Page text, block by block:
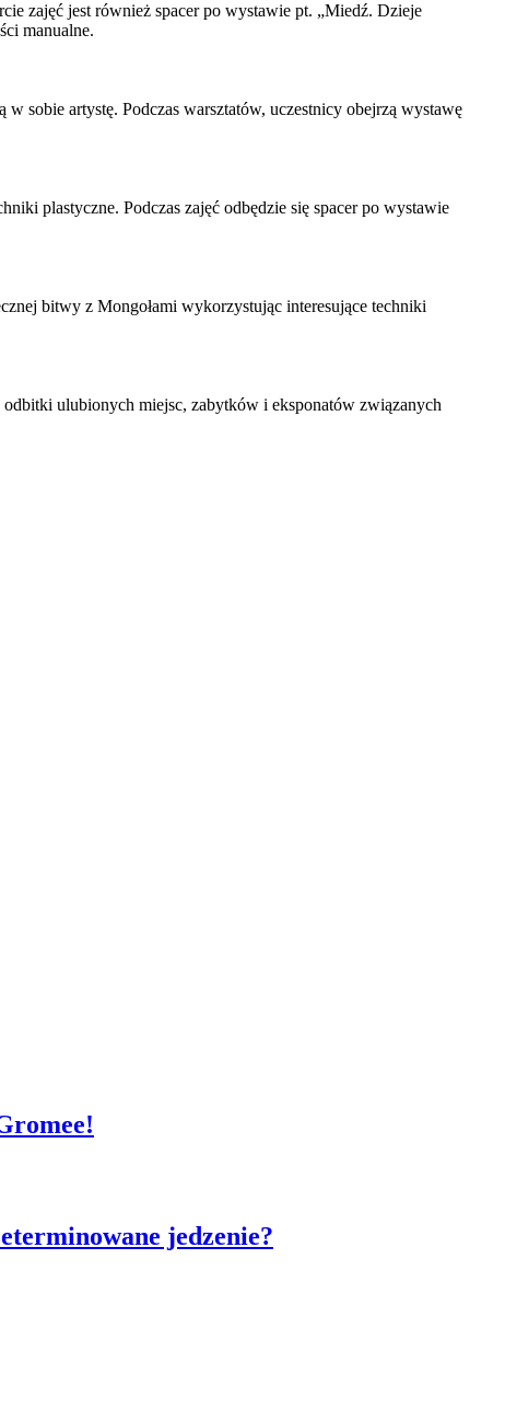
zajęć jest również spacer po wystawie pt. „Miedź. Dzieje
manualne.
sobie artystę. Podczas warsztatów, uczestnicy obejrzą wystawę
plastyczne. Podczas zajęć odbędzie się spacer po wystawie
bitwy z Mongołami wykorzystując interesujące techniki
ulubionych miejsc, zabytków i eksponatów związanych
jedzenie?